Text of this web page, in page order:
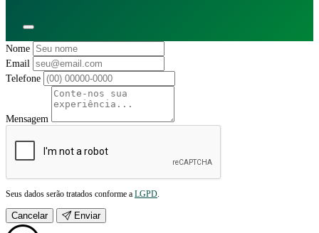
Nome
Email
Telefone
Mensagem
Seus dados serão tratados conforme a LGPD.
Cancelar Enviar